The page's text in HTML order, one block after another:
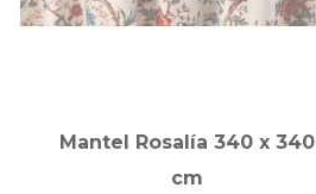
Mantel Rosalía 340 x 340
cm